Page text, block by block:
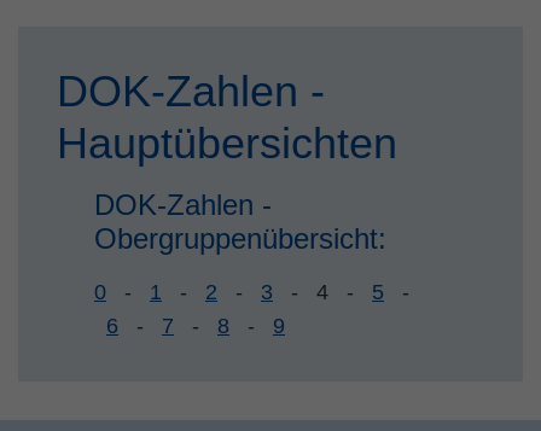
DOK-Zahlen -
Hauptübersichten
DOK-Zahlen -
Obergruppenübersicht:
0 - 1 - 2 - 3 - 4 - 5 -
6 - 7 - 8 - 9